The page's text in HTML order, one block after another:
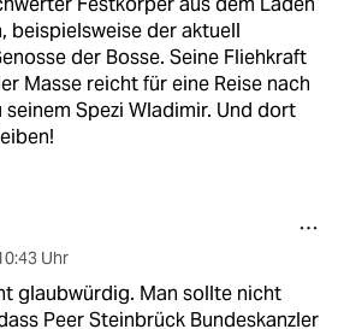
beispielsweise der aktuell
der Bosse. Seine Fliehkraft
Masse reicht für eine Reise nach
seinem Spezi Wladimir. Und dort
Uhr
glaubwürdig. Man sollte nicht
Peer Steinbrück Bundeskanzler